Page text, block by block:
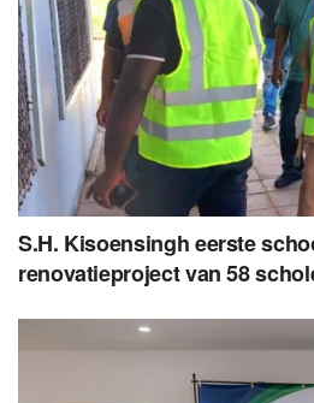
S.H. Kisoensingh eerste
renovatieproject van 58